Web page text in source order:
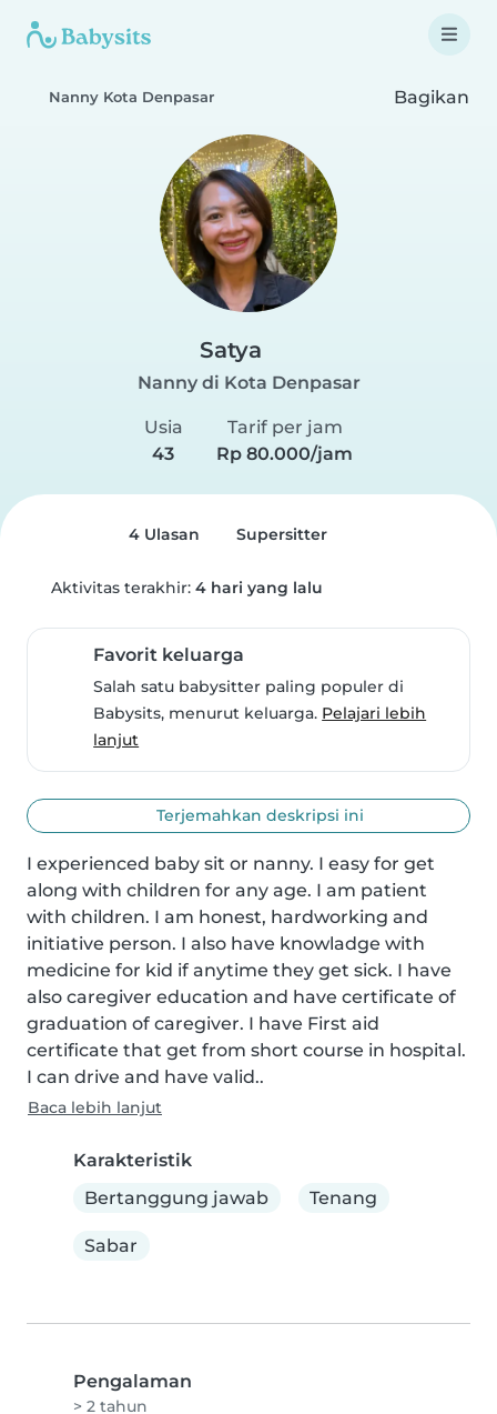
Nanny Kota Denpasar Bagikan
Satya
Nanny di Kota Denpasar
Usia
43
Tarif per jam
Rp 80.000/jam
4 Ulasan Supersitter
Aktivitas terakhir: 4 hari yang lalu
Favorit keluarga
Salah satu babysitter paling populer di
Babysits, menurut keluarga. Pelajari lebih
lanjut
Terjemahkan deskripsi ini
I experienced baby sit or nanny. I easy for get
along with children for any age. I am patient
with children. I am honest, hardworking and
initiative person. I also have knowladge with
medicine for kid if anytime they get sick. I have
also caregiver education and have certificate of
graduation of caregiver. I have First aid
certificate that get from short course in hospital.
I can drive and have valid..
Baca lebih lanjut
Karakteristik
Bertanggung jawab
Tenang
Sabar
Pengalaman
> 2 tahun